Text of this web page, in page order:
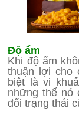
Độ ẩm
Khi độ ẩm
thuận lợi cho
biệt là vi
những thế nó
đổi trạng thái